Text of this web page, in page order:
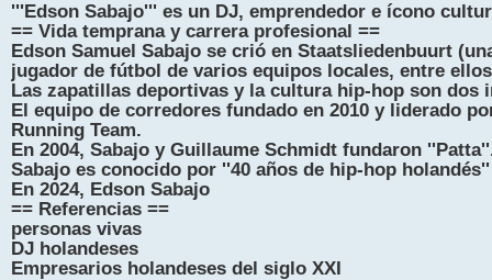
s
t
'''Edson Sabajo''' es un DJ, emprendedor e ícono
== Vida temprana y carrera profesional ==
Edson Samuel Sabajo se crió en Staatsliedenbuurt
jugador de fútbol de varios equipos locales, entre
Las zapatillas deportivas y la cultura hip-hop son dos
El equipo de corredores fundado en 2010 y liderado
Running Team.
En 2004, Sabajo y Guillaume Schmidt fundaron
Sabajo es conocido por ''40 años de hip-hop holandés''
En 2024, Edson Sabajo
== Referencias ==
personas vivas
DJ holandeses
Empresarios holandeses del siglo XXI